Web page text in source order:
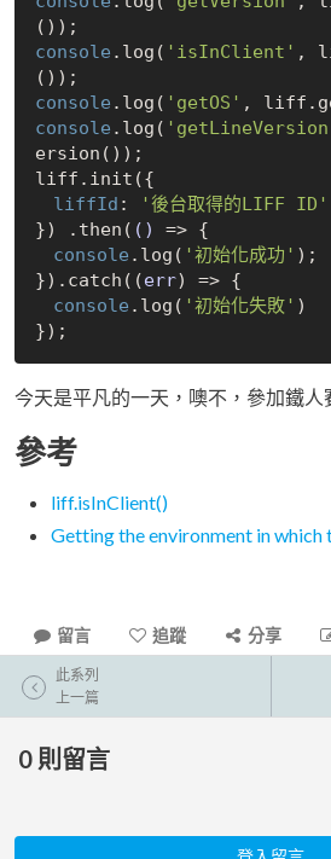
console .log( 'isInClient' ,
console .log( 'getOS'
console .log(
ersion());
liff.init({
liffId :
'後台取得的LIFF ID'
}) .then( () => {
console .log( '初始化成功' );
}).catch( (err) => {
console .log( '初始化失敗' )
今天是平凡的一天，噢不，參加鐵人
參考
liff.isInClient()
Getting the environment in which
留言 追蹤 分享
此系列
上一篇
0 則留言